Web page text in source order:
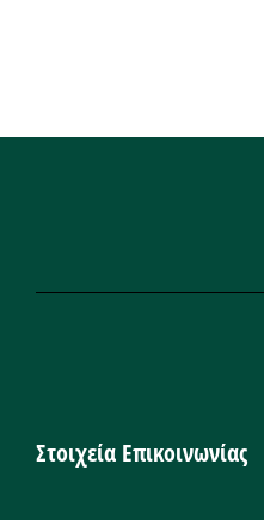
Στοιχεία Επικοινωνίας